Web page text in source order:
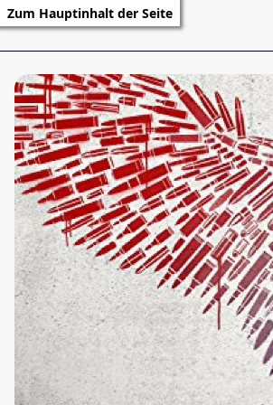
Zum Hauptinhalt der Seite